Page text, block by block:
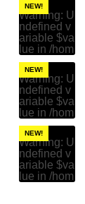
NEW!
Warning: U
ndefined v
ariable $va
lue in /hom
e/xs11945
9/miharuko
ma.com/pu
blic_html/w
p-content/t
hemes/mih
aru/templat
e-parts/pic
up.phpon l
ine19
Warning: A
NEW!
Warning: U
ndefined v
ariable $va
lue in /hom
e/xs11945
9/miharuko
ma.com/pu
blic_html/w
p-content/t
hemes/mih
NEW!
Warning: U
ndefined v
ariable $va
lue in /hom